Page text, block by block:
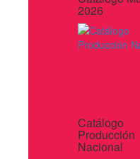
2026
Catálogo
Producción
Nacional